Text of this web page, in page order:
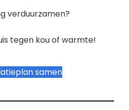
verduurzamen?
tegen kou of warmte!
samen